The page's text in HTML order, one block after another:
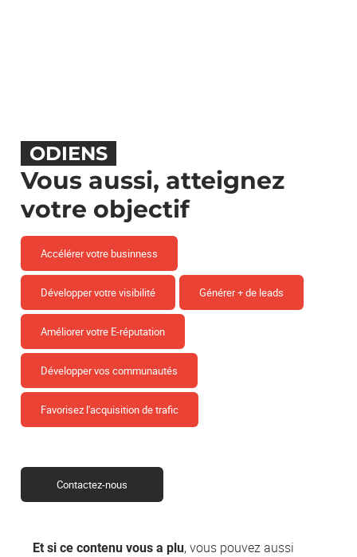
ODIENS
Vous aussi, atteignez
votre objectif
Accélérer votre businness
Développer votre visibilité Générer + de leads
Améliorer votre E-réputation
Développer vos communautés
Favorisez l'acquisition de trafic
Contactez-nous
Et si ce contenu vous a plu, vous pouvez aussi